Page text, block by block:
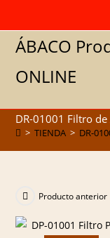
contenido
ÁBACO
ONLINE
DR-01001 Filtro
> TIENDA > DR-
Producto anterior